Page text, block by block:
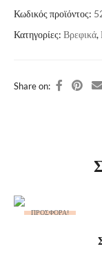
Κωδικός προϊόντος:
Κατηγορίες: Βρεφικά,
Share on:
ΠΡΟΣΦΟΡΆ!